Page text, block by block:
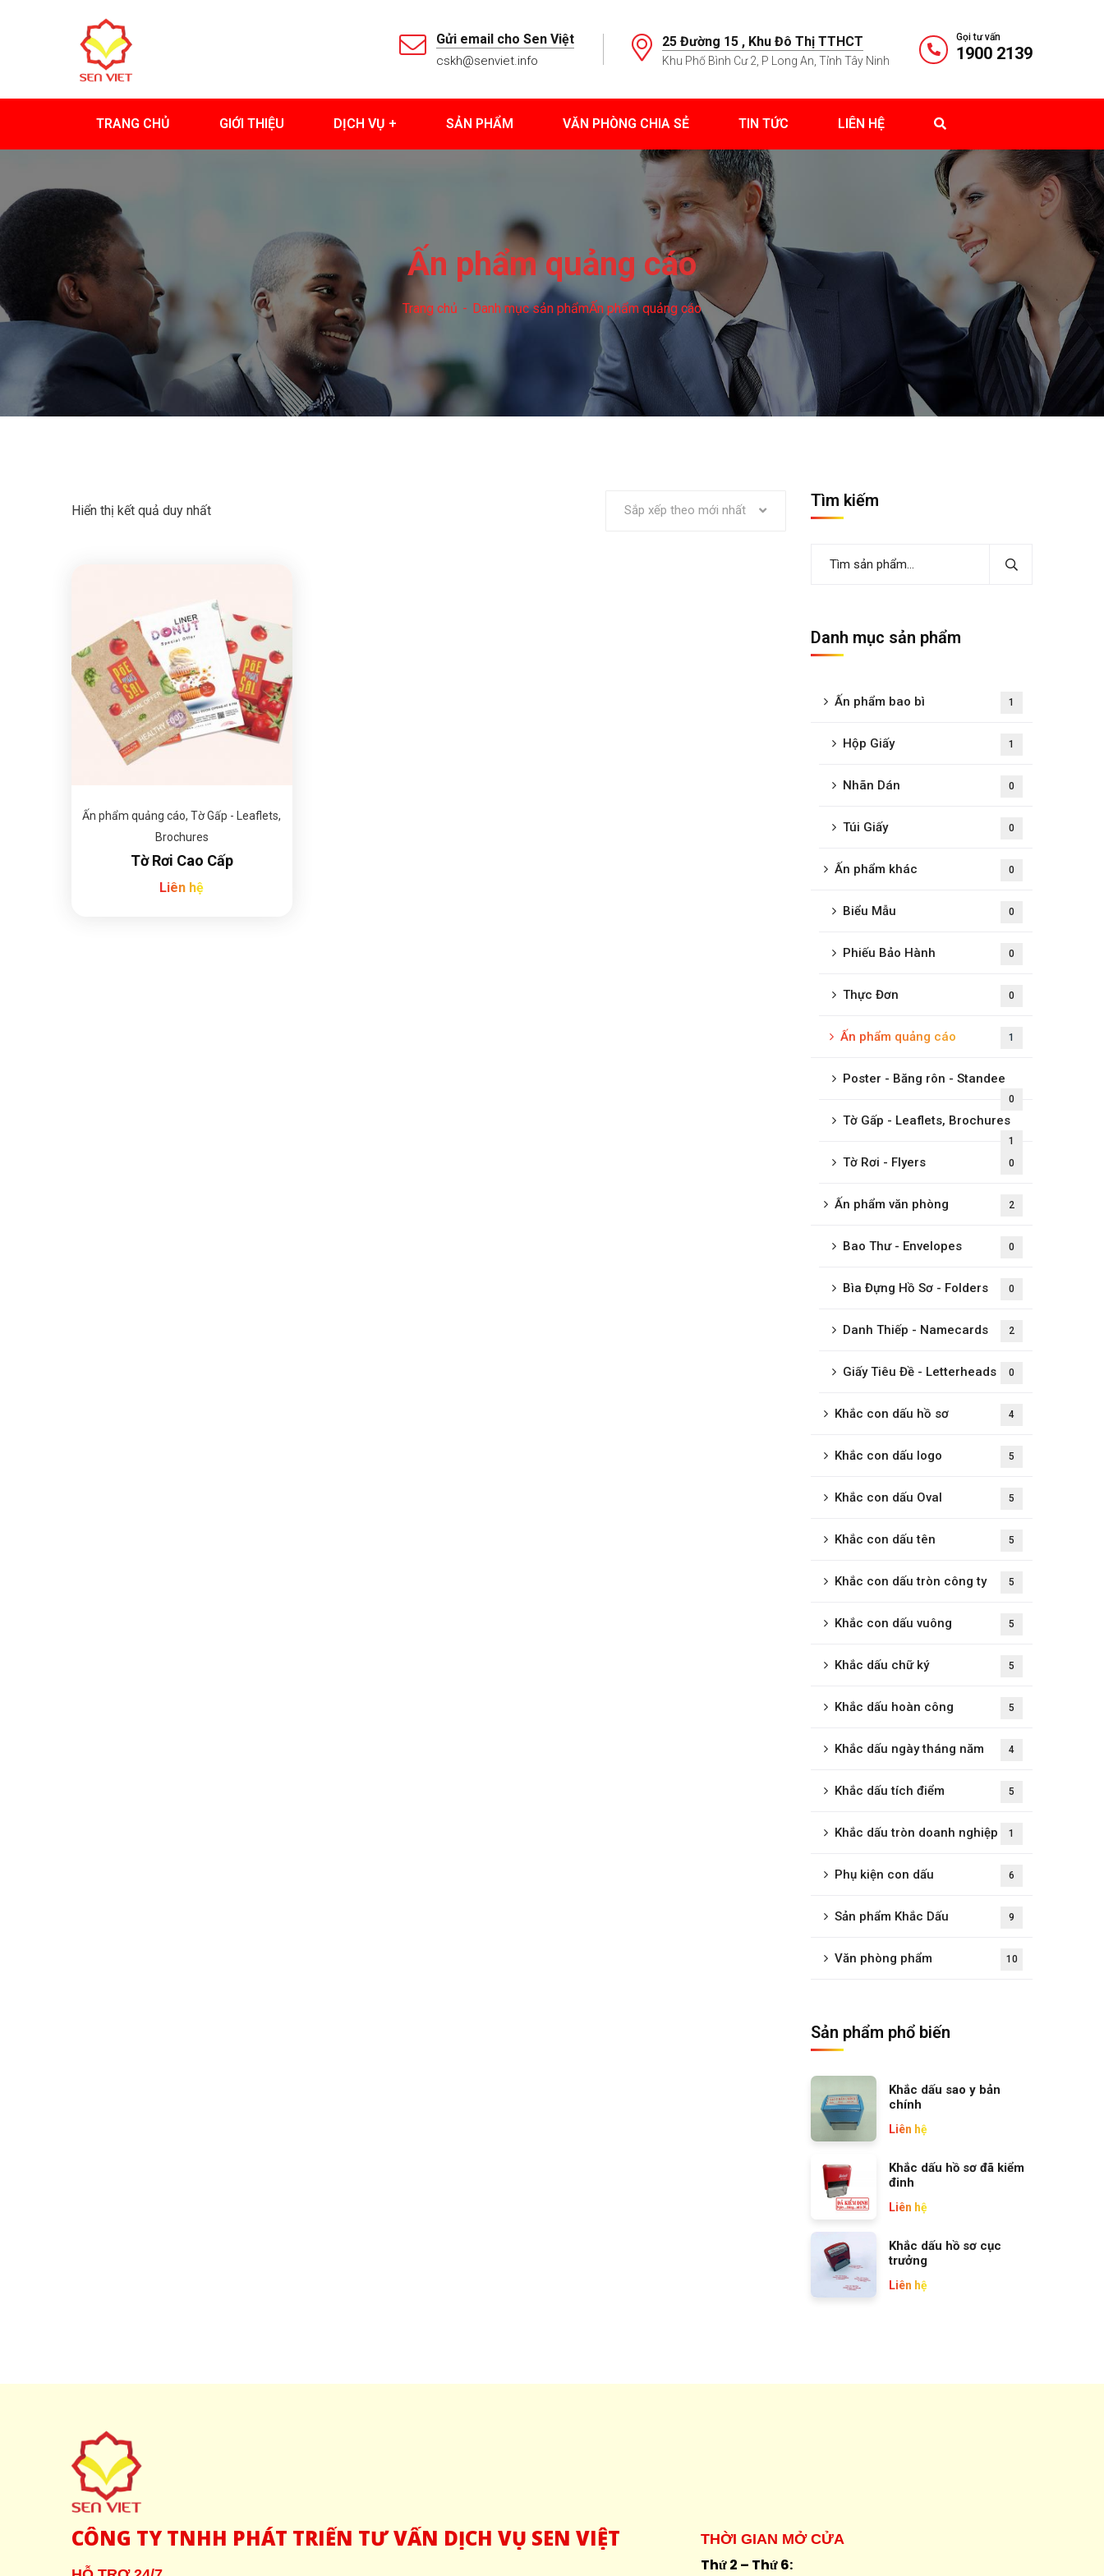
Gửi email cho Sen Việt
cskh@senviet.info
25 Đường 15 , Khu Đô Thị TTHCT
Khu Phố Bình Cư 2, P Long An, Tỉnh Tây Ninh
Gọi tư vấn
1900 2139
TRANG CHỦ GIỚI THIỆU DỊCH VỤ SẢN PHẨM VĂN PHÒNG CHIA SẺ TIN TỨC LIÊN HỆ
Ấn phẩm quảng cáo
Trang chủ Danh mục sản phẩmẤn phẩm quảng cáo
Hiển thị kết quả duy nhất Sắp xếp theo mới nhất
Ấn phẩm quảng cáo,Tờ Gấp - Leaflets,
Brochures
Tờ Rơi Cao Cấp
Liên hệ
Tìm kiếm
Danh mục sản phẩm
Ấn phẩm bao bì 1
Hộp Giấy 1
Nhãn Dán 0
Túi Giấy 0
Ấn phẩm khác 0
Biểu Mẫu 0
Phiếu Bảo Hành 0
Thực Đơn 0
Ấn phẩm quảng cáo 1
Poster - Băng rôn - Standee
0
Tờ Gấp - Leaflets, Brochures
1
Tờ Rơi - Flyers 0
Ấn phẩm văn phòng 2
Bao Thư - Envelopes 0
Bìa Đựng Hồ Sơ - Folders 0
Danh Thiếp - Namecards 2
Giấy Tiêu Đề - Letterheads 0
Khắc con dấu hồ sơ 4
Khắc con dấu logo 5
Khắc con dấu Oval 5
Khắc con dấu tên 5
Khắc con dấu tròn công ty 5
Khắc con dấu vuông 5
Khắc dấu chữ ký 5
Khắc dấu hoàn công 5
Khắc dấu ngày tháng năm 4
Khắc dấu tích điểm 5
Khắc dấu tròn doanh nghiệp 1
Phụ kiện con dấu 6
Sản phẩm Khắc Dấu 9
Văn phòng phẩm 10
Sản phẩm phổ biến
Khắc dấu sao y bản
chính
Liên hệ
Khắc dấu hồ sơ đã kiểm
đinh
Liên hệ
Khắc dấu hồ sơ cục
trưởng
Liên hệ
CÔNG TY TNHH PHÁT TRIỂN TƯ VẤN DỊCH VỤ SEN VIỆT THỜI GIAN MỞ CỬA
Thứ 2 – Thứ 6: